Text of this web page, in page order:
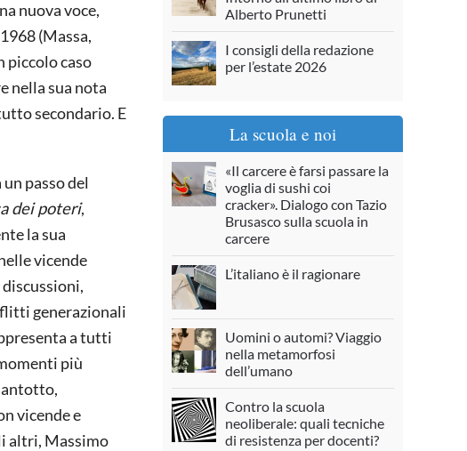
nuova voce,
(Massa,
piccolo caso
nella sua nota
secondario. E
passo del
dei poteri,
la sua
vicende
generazionali
a tutti
più
vicende e
altri, Massimo
Alberto Prunetti
I consigli della redazione
per l’estate 2026
La scuola e noi
«Il carcere è farsi passare la
voglia di sushi coi
cracker». Dialogo con Tazio
Brusasco sulla scuola in
carcere
L’italiano è il ragionare
Uomini o automi? Viaggio
nella metamorfosi
dell’umano
Contro la scuola
neoliberale: quali tecniche
di resistenza per docenti?